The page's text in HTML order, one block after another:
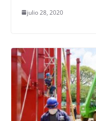
julio 28, 2020